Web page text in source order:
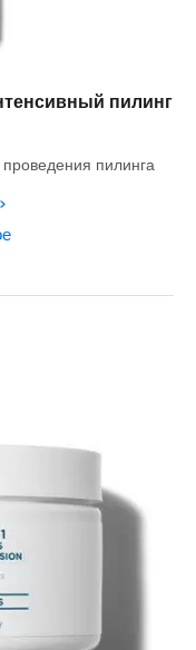
пилинг
пилинга